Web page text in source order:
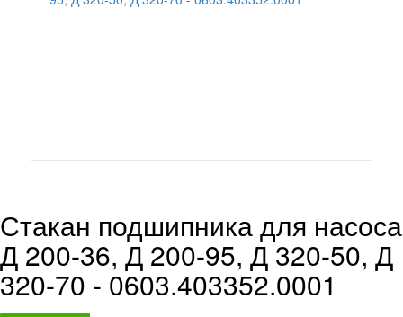
Стакан подшипника для насоса
Д 200-36, Д 200-95, Д 320-50, Д
320-70 - 0603.403352.0001